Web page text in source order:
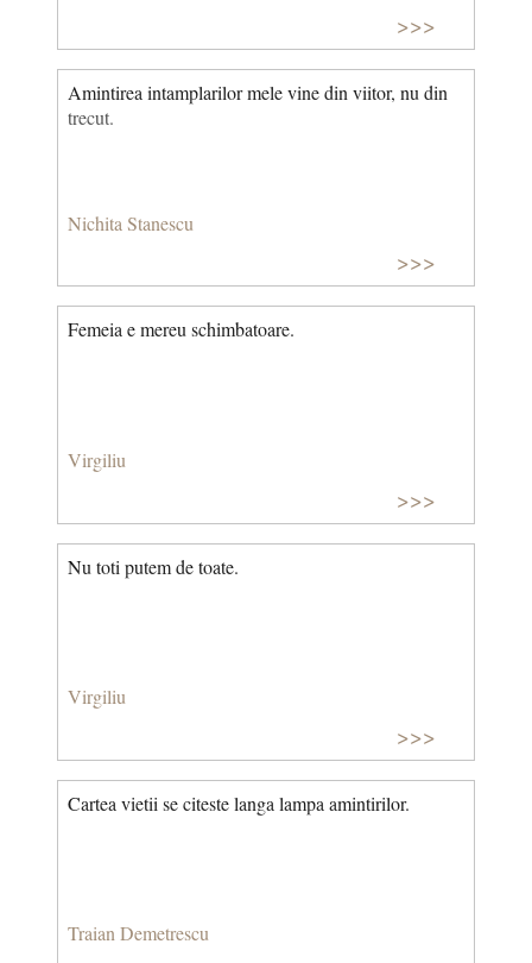
>>>
Amintirea intamplarilor mele vine din viitor, nu din
trecut.
Nichita Stanescu
>>>
Femeia e mereu schimbatoare.
Virgiliu
>>>
Nu toti putem de toate.
Virgiliu
>>>
Cartea vietii se citeste langa lampa amintirilor.
Traian Demetrescu